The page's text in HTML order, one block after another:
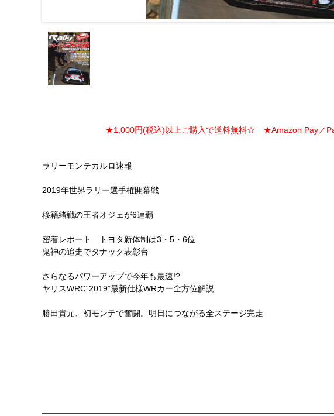
★1,000円(税込)以上ご購入で送料無料☆ ★Amazon Pay／
ラリーモンテカルロ速報
2019年世界ラリー選手権開幕戦
移籍緒戦の王者オジェが6連覇
密着レポート トヨタ新体制は3・5・6位
鬼神の追走でタナック表彰台
さらなるパワーアップで今年も最速!?
ヤリスWRC“2019”最新仕様WRカー全方位解説
勝田貴元、初モンテで奮闘。明日につながる全ステージ完走